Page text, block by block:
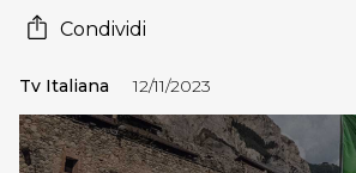
Condividi
Tv Italiana 12/11/2023